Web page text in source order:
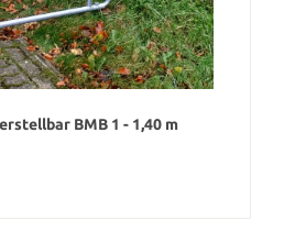
BMB 1 - 1,40 m